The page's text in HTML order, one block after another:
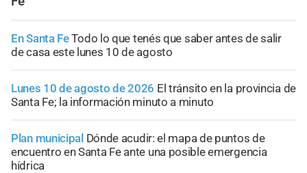
En Santa FeTodo lo que tenés que saber antes de salir
de casa este lunes 10 de agosto
Lunes 10 de agosto de 2026 El tránsito en la provincia de
Santa Fe; la información minuto a minuto
Plan municipal Dónde acudir: el mapa de puntos de
encuentro en Santa Fe ante una posible emergencia
hídrica